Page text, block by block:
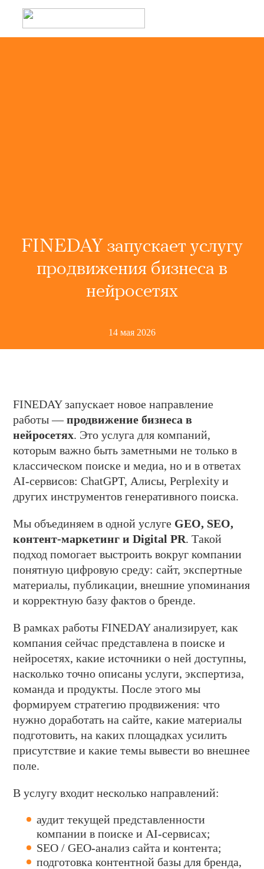
FINEDAY запускает услугу
продвижения бизнеса в
нейросетях
14 мая 2026
FINEDAY запускает новое направление
работы —продвижение бизнеса в
нейросетях. Это услуга для компаний,
которым важно быть заметными не только в
классическом поиске и медиа, но и в ответах
AI-сервисов: ChatGPT, Алисы, Perplexity и
других инструментов генеративного поиска.
Мы объединяем в одной услуге GEO, SEO,
контент-маркетинг и Digital PR. Такой
подход помогает выстроить вокруг компании
понятную цифровую среду: сайт, экспертные
материалы, публикации, внешние упоминания
и корректную базу фактов о бренде.
В рамках работы FINEDAY анализирует, как
компания сейчас представлена в поиске и
нейросетях, какие источники о ней доступны,
насколько точно описаны услуги, экспертиза,
команда и продукты. После этого мы
формируем стратегию продвижения: что
нужно доработать на сайте, какие материалы
подготовить, на каких площадках усилить
присутствие и какие темы вывести во внешнее
поле.
В услугу входит несколько направлений:
аудит текущей представленности
компании в поиске и AI-сервисах;
SEO / GEO-анализ сайта и контента;
подготовка контентной базы для бренда,